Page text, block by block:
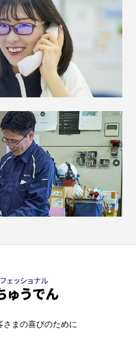
まの喜びのために